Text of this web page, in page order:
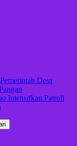
Desa
Intensifkan Patroli